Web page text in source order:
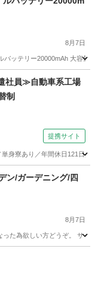
8月7日
ッテリー20000mAh 大容量
社員≫自動車系工場
制
提携サイト
単身寮あり／年間休日121
ン/ガーデニング/四
8月7日
た為欲しい方どうぞ。 サ